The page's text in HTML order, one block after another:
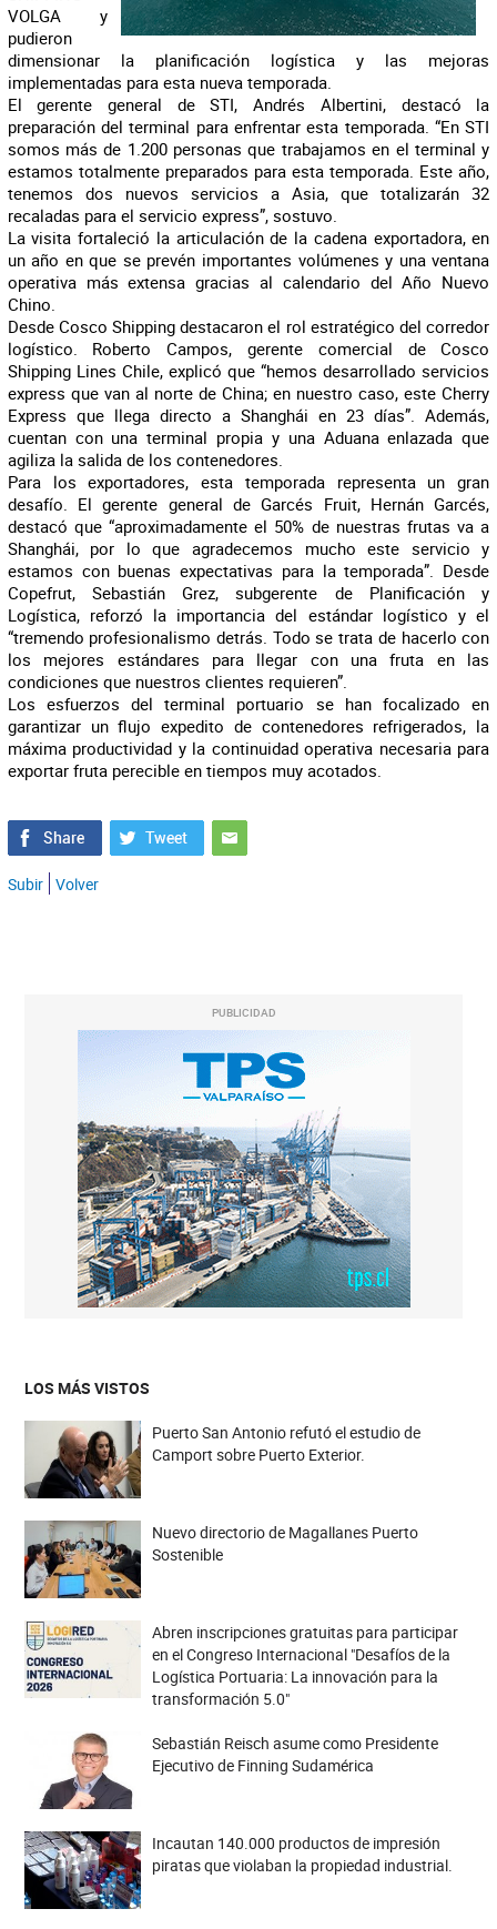
VOLGA y
pudieron
dimensionar la planificación logística y las mejoras
implementadas para esta nueva temporada.
El gerente general de STI, Andrés Albertini, destacó la
preparación del terminal para enfrentar esta temporada. “En STI
somos más de 1.200 personas que trabajamos en el terminal y
estamos totalmente preparados para esta temporada. Este año,
tenemos dos nuevos servicios a Asia, que totalizarán 32
recaladas para el servicio express”, sostuvo.
La visita fortaleció la articulación de la cadena exportadora, en
un año en que se prevén importantes volúmenes y una ventana
operativa más extensa gracias al calendario del Año Nuevo
Chino.
Desde Cosco Shipping destacaron el rol estratégico del corredor
logístico. Roberto Campos, gerente comercial de Cosco
Shipping Lines Chile, explicó que “hemos desarrollado servicios
express que van al norte de China; en nuestro caso, este Cherry
Express que llega directo a Shanghái en 23 días”. Además,
cuentan con una terminal propia y una Aduana enlazada que
agiliza la salida de los contenedores.
Para los exportadores, esta temporada representa un gran
desafío. El gerente general de Garcés Fruit, Hernán Garcés,
destacó que “aproximadamente el 50% de nuestras frutas va a
Shanghái, por lo que agradecemos mucho este servicio y
estamos con buenas expectativas para la temporada”. Desde
Copefrut, Sebastián Grez, subgerente de Planificación y
Logística, reforzó la importancia del estándar logístico y el
“tremendo profesionalismo detrás. Todo se trata de hacerlo con
los mejores estándares para llegar con una fruta en las
condiciones que nuestros clientes requieren”.
Los esfuerzos del terminal portuario se han focalizado en
garantizar un flujo expedito de contenedores refrigerados, la
máxima productividad y la continuidad operativa necesaria para
exportar fruta perecible en tiempos muy acotados.
Subir Volver
PUBLICIDAD
LOS MÁS VISTOS
Puerto San Antonio refutó el estudio de
Camport sobre Puerto Exterior.
Nuevo directorio de Magallanes Puerto
Sostenible
Abren inscripciones gratuitas para participar
en el Congreso Internacional "Desafíos de la
Logística Portuaria: La innovación para la
transformación 5.0"
Sebastián Reisch asume como Presidente
Ejecutivo de Finning Sudamérica
Incautan 140.000 productos de impresión
piratas que violaban la propiedad industrial.